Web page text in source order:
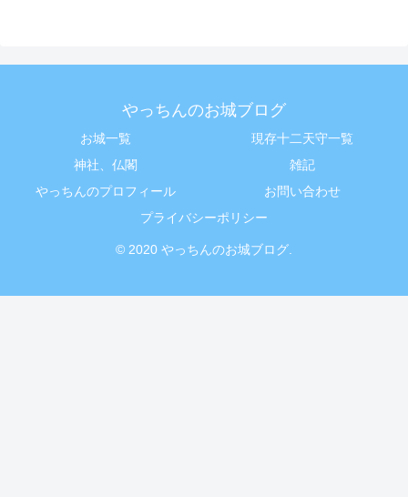
やっちんのお城ブログ
お城一覧
現存十二天守一覧
神社、仏閣
雑記
やっちんのプロフィール
お問い合わせ
プライバシーポリシー
© 2020 やっちんのお城ブログ.